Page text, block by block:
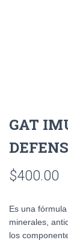
GAT
$400.00
Es una
minerales,
los